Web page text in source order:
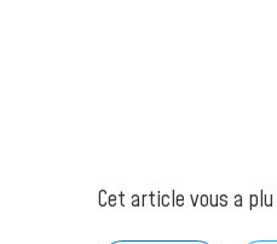
Cet article vous a